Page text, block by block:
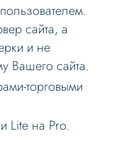
сайта, а
и не
Вашего сайта.
торговыми
Lite на Pro.